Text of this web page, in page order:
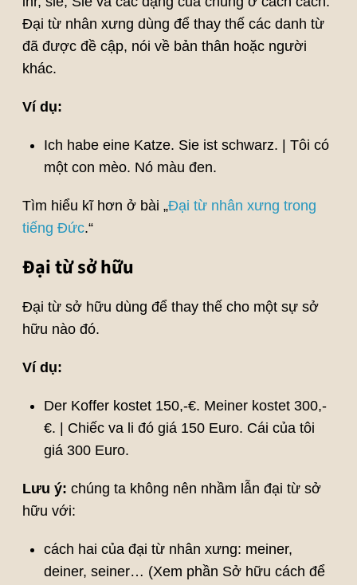
Đại từ nhân xưng dùng để thay thế các danh từ
đã được đề cập, nói về bản thân hoặc người
khác.
Ví dụ:
Ich habe eine Katze. Sie ist schwarz. | Tôi có
một con mèo. Nó màu đen.
Tìm hiểu kĩ hơn ở bài „Đại từ nhân xưng trong
tiếng Đức.“
Đại từ sở hữu
Đại từ sở hữu dùng để thay thế cho một sự sở
hữu nào đó.
Ví dụ:
Der Koffer kostet 150,-€. Meiner kostet 300,-
€. | Chiếc va li đó giá 150 Euro. Cái của tôi
giá 300 Euro.
Lưu ý: chúng ta không nên nhầm lẫn đại từ sở
hữu với:
cách hai của đại từ nhân xưng: meiner,
deiner, seiner… (Xem phần Sở hữu cách để